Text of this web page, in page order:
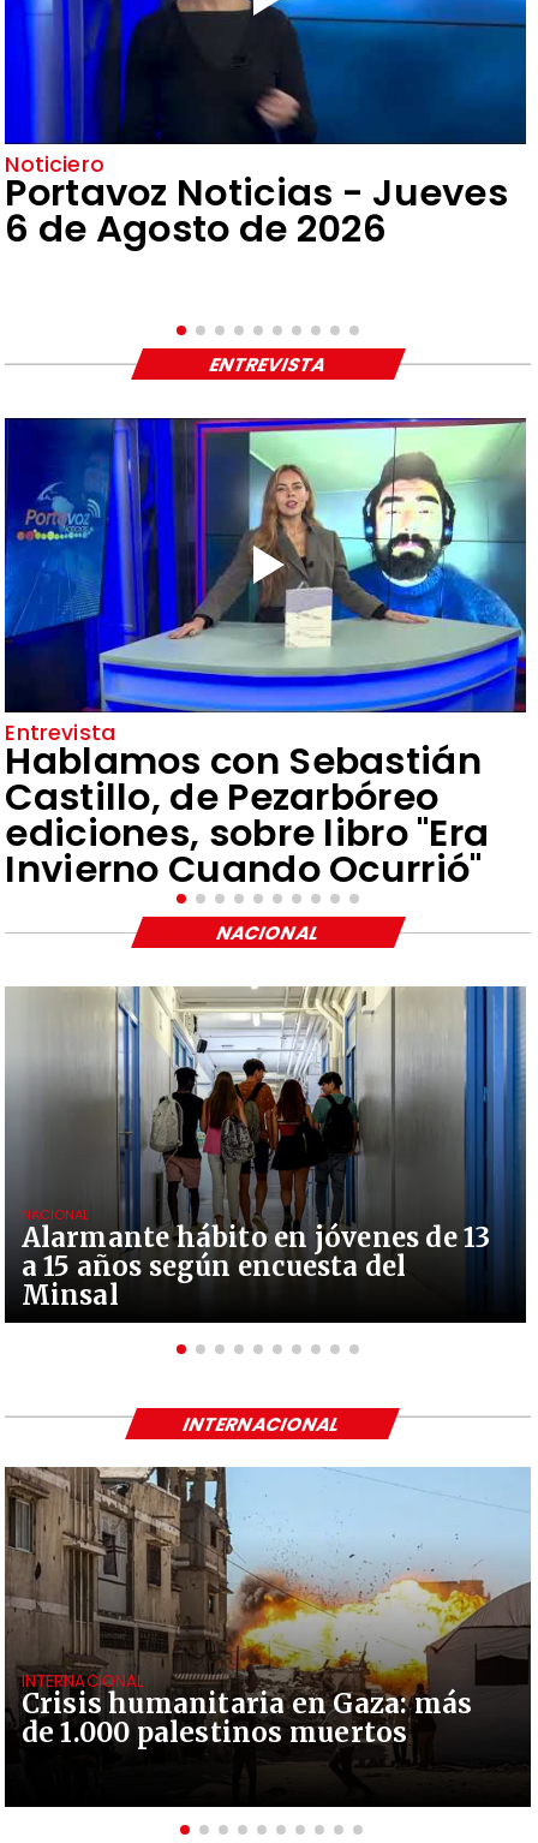
Noticiero
Portavoz Noticias - Jueves
6 de Agosto de 2026
Entrevista
Hablamos con Sebastián
Castillo, de Pezarbóreo
ediciones, sobre libro "Era
Invierno Cuando Ocurrió"
ENTREVISTA
Alarmante hábito en jóvenes de 13
a 15 años según encuesta del
Minsal
NACIONAL
NACIONAL
Crisis humanitaria en Gaza: más
de 1.000 palestinos muertos
INTERNACIONAL
INTERNACIONAL